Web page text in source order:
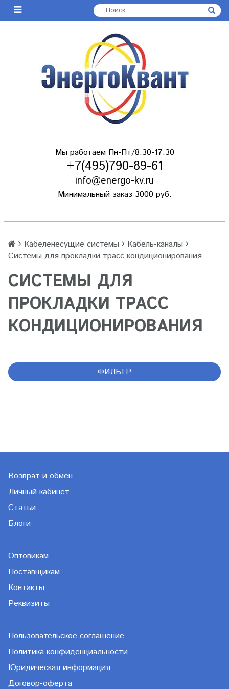
Мы работаем Пн-Пт/8.30-17.30
+7(495)790-89-61
info@energo-kv.ru
Минимальный заказ 3000 руб.
Кабеленесущие системы
Кабель-каналы
Системы для прокладки трасс кондиционирования
СИСТЕМЫ ДЛЯ
ПРОКЛАДКИ ТРАСС
КОНДИЦИОНИРОВАНИЯ
ФИЛЬТР
Возврат и обмен
Личный кабинет
Статьи
Блоги
Оптовикам
Поставщикам
Контакты
Реквизиты
Пользовательское соглашение
Политика конфиденциальности
Юридическая информация
Договор-оферта